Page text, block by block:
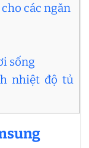
các ngăn
sống
nhiệt độ tủ